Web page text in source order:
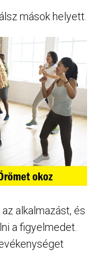
mások helyett.
alkalmazást, és
a figyelmedet.